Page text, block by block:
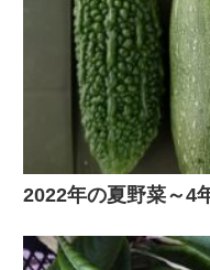
2022年の夏野菜～4